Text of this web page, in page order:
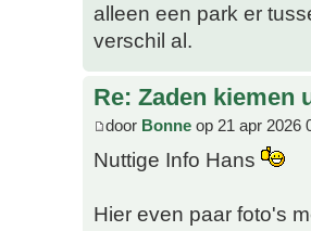
alleen een park er
verschil al.
Re: Zaden kiemen
door Bonne op 21 apr 2026
Nuttige Info Hans
Hier even paar foto's